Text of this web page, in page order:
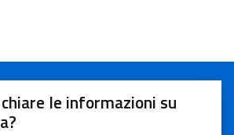
le informazioni su